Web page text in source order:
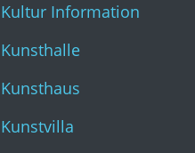
Kultur Information
Kunsthalle
Kunsthaus
Kunstvilla